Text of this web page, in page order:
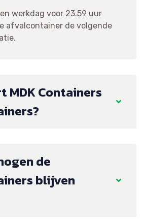
werkdag voor 23.59 uur
afvalcontainer de volgende
MDK Containers
de
blijven